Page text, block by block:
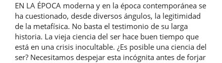
EN LA ÉPOCA moderna y en la época contemporánea se
ha cuestionado, desde diversos ángulos, la legitimidad
de la metafísica. No basta el testimonio de su larga
historia. La vieja ciencia del ser hace buen tiempo que
está en una crisis inocultable. ¿Es posible una ciencia del
ser? Necesitamos despejar esta incógnita antes de forjar